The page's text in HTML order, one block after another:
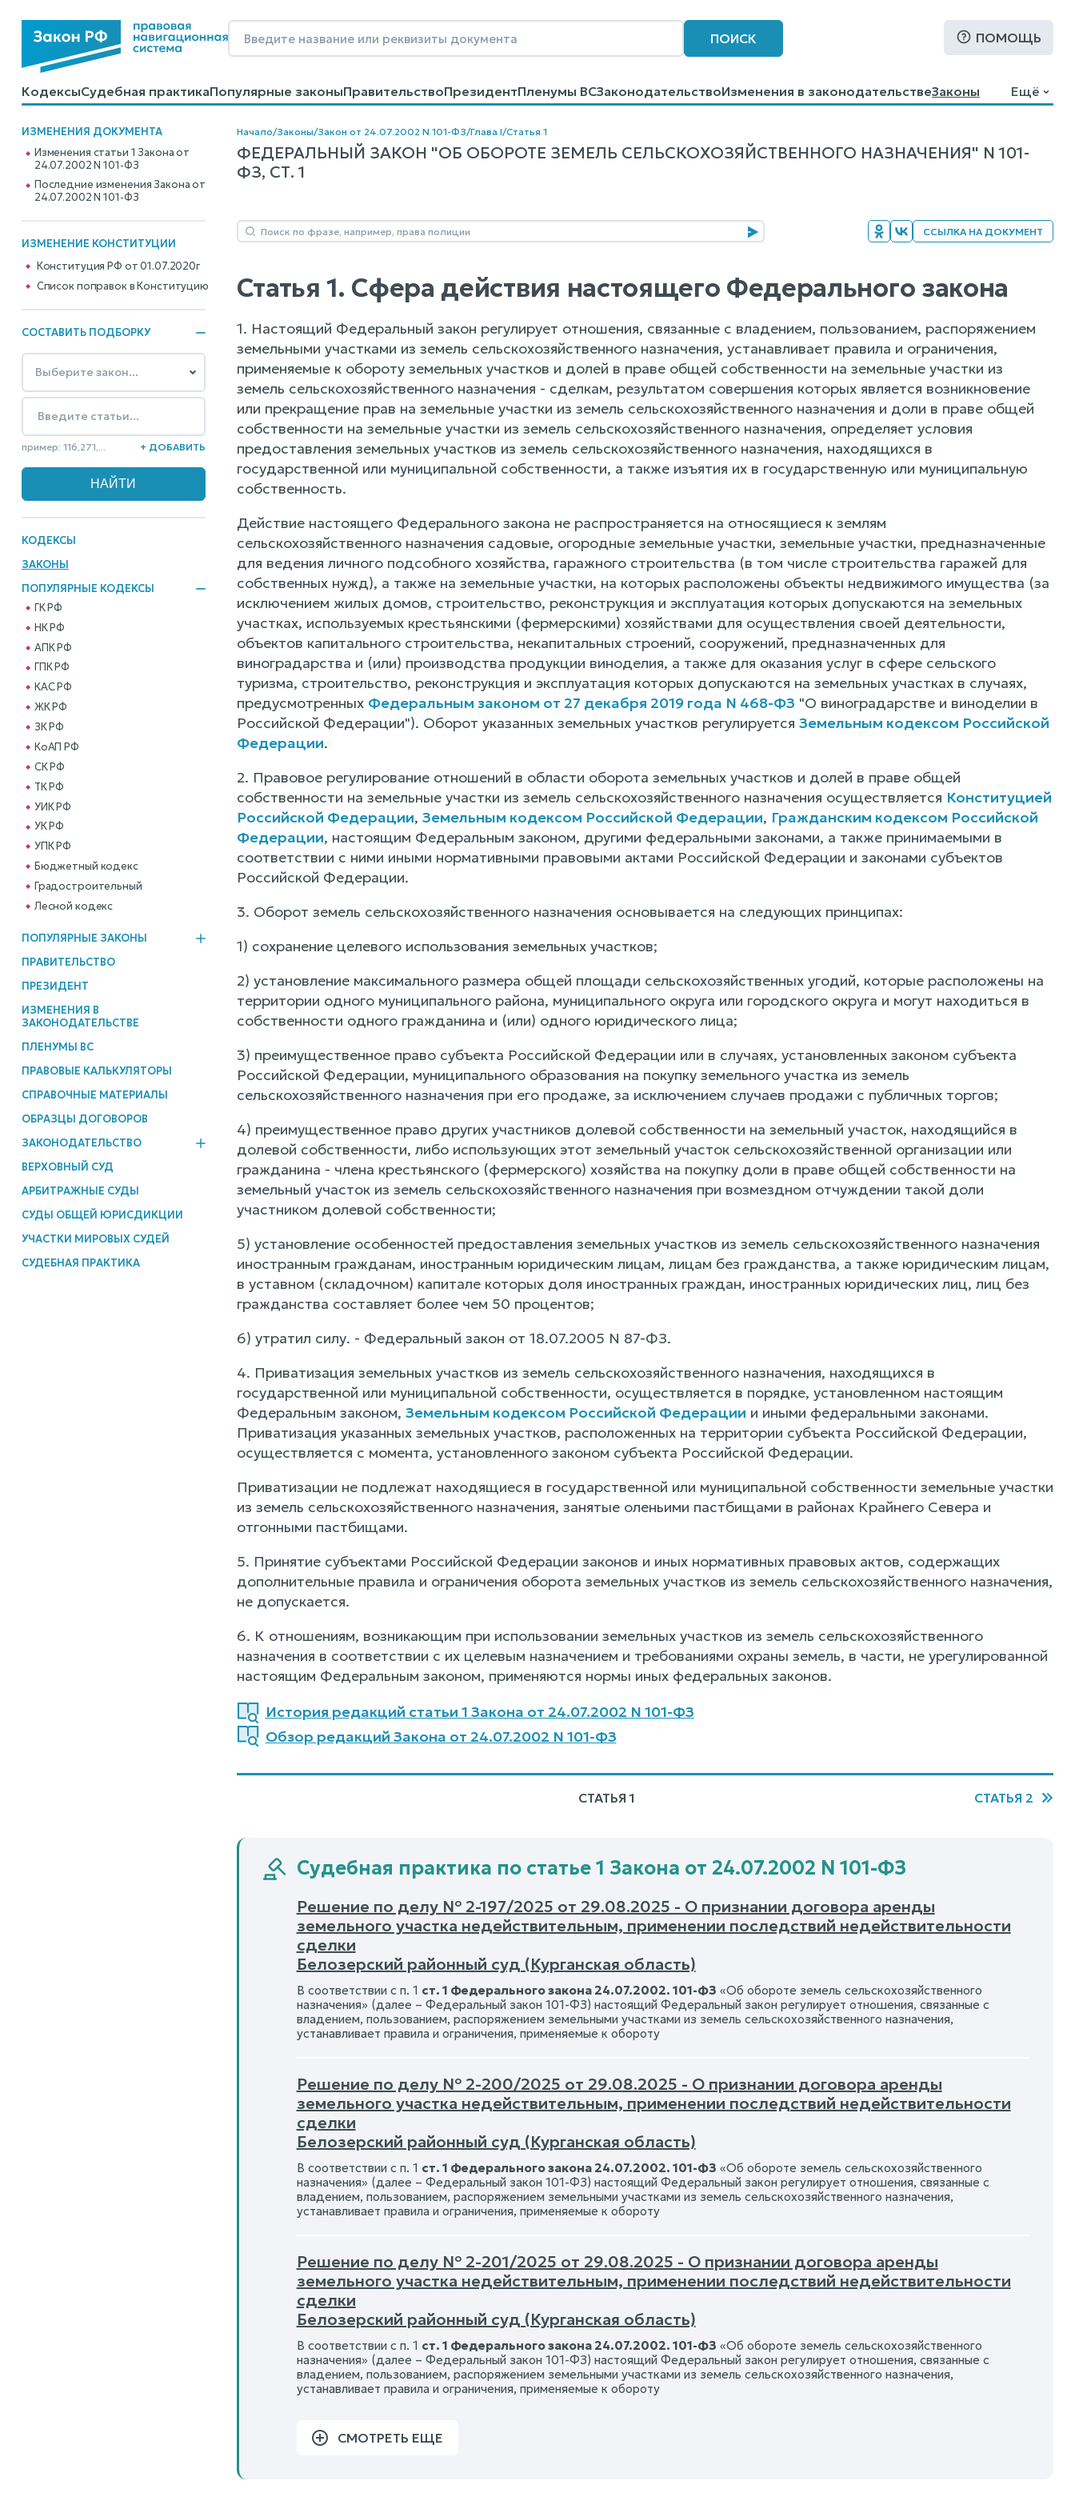
ПОИСК ПОМОЩЬ
КодексыСудебная практикаПопулярные законыПравительствоПрезидентПленумы ВСЗаконодательствоИзменения в законодательствеЗаконы
КалькуляторыСправочные материалыОбразцы договоровКонтактыПомощьПоиск
Ещё
ИЗМЕНЕНИЯ ДОКУМЕНТА
Изменения статьи 1 Закона от
24.07.2002 N 101-ФЗ
Последние изменения Закона от
24.07.2002 N 101-ФЗ
ИЗМЕНЕНИЕ КОНСТИТУЦИИ
Конституция РФ от 01.07.2020г
Cписок поправок в Конституцию
СОСТАВИТЬ ПОДБОРКУ
пример: 116,271,... + ДОБАВИТЬ
КОДЕКСЫ
ЗАКОНЫ
ПОПУЛЯРНЫЕ КОДЕКСЫ
ГК РФ
НК РФ
АПК РФ
ГПК РФ
КАС РФ
ЖК РФ
ЗК РФ
КоАП РФ
СК РФ
ТК РФ
УИК РФ
УК РФ
УПК РФ
Бюджетный кодекс
Градостроительный
Лесной кодекс
ПОПУЛЯРНЫЕ ЗАКОНЫ
ПРАВИТЕЛЬСТВО
ПРЕЗИДЕНТ
ИЗМЕНЕНИЯ В
ЗАКОНОДАТЕЛЬСТВЕ
ПЛЕНУМЫ ВС
ПРАВОВЫЕ КАЛЬКУЛЯТОРЫ
СПРАВОЧНЫЕ МАТЕРИАЛЫ
ОБРАЗЦЫ ДОГОВОРОВ
ЗАКОНОДАТЕЛЬСТВО
ВЕРХОВНЫЙ СУД
АРБИТРАЖНЫЕ СУДЫ
СУДЫ ОБЩЕЙ ЮРИСДИКЦИИ
УЧАСТКИ МИРОВЫХ СУДЕЙ
СУДЕБНАЯ ПРАКТИКА
Начало/Законы/Закон от 24.07.2002 N 101-ФЗ/Глава I/Статья 1
ФЕДЕРАЛЬНЫЙ ЗАКОН "ОБ ОБОРОТЕ ЗЕМЕЛЬ СЕЛЬСКОХОЗЯЙСТВЕННОГО НАЗНАЧЕНИЯ" N 101-
ФЗ, СТ. 1
ССЫЛКА НА ДОКУМЕНТ
Статья 1. Сфера действия настоящего Федерального закона
1. Настоящий Федеральный закон регулирует отношения, связанные с владением, пользованием, распоряжением
земельными участками из земель сельскохозяйственного назначения, устанавливает правила и ограничения,
применяемые к обороту земельных участков и долей в праве общей собственности на земельные участки из
земель сельскохозяйственного назначения - сделкам, результатом совершения которых является возникновение
или прекращение прав на земельные участки из земель сельскохозяйственного назначения и доли в праве общей
собственности на земельные участки из земель сельскохозяйственного назначения, определяет условия
предоставления земельных участков из земель сельскохозяйственного назначения, находящихся в
государственной или муниципальной собственности, а также изъятия их в государственную или муниципальную
собственность.
Действие настоящего Федерального закона не распространяется на относящиеся к землям
сельскохозяйственного назначения садовые, огородные земельные участки, земельные участки, предназначенные
для ведения личного подсобного хозяйства, гаражного строительства (в том числе строительства гаражей для
собственных нужд), а также на земельные участки, на которых расположены объекты недвижимого имущества (за
исключением жилых домов, строительство, реконструкция и эксплуатация которых допускаются на земельных
участках, используемых крестьянскими (фермерскими) хозяйствами для осуществления своей деятельности,
объектов капитального строительства, некапитальных строений, сооружений, предназначенных для
виноградарства и (или) производства продукции виноделия, а также для оказания услуг в сфере сельского
туризма, строительство, реконструкция и эксплуатация которых допускаются на земельных участках в случаях,
предусмотренных Федеральным законом от 27 декабря 2019 года N 468-ФЗ "О виноградарстве и виноделии в
Российской Федерации"). Оборот указанных земельных участков регулируется Земельным кодексом Российской
Федерации.
2. Правовое регулирование отношений в области оборота земельных участков и долей в праве общей
собственности на земельные участки из земель сельскохозяйственного назначения осуществляется Конституцией
Российской Федерации, Земельным кодексом Российской Федерации, Гражданским кодексом Российской
Федерации, настоящим Федеральным законом, другими федеральными законами, а также принимаемыми в
соответствии с ними иными нормативными правовыми актами Российской Федерации и законами субъектов
Российской Федерации.
3. Оборот земель сельскохозяйственного назначения основывается на следующих принципах:
1) сохранение целевого использования земельных участков;
2) установление максимального размера общей площади сельскохозяйственных угодий, которые расположены на
территории одного муниципального района, муниципального округа или городского округа и могут находиться в
собственности одного гражданина и (или) одного юридического лица;
3) преимущественное право субъекта Российской Федерации или в случаях, установленных законом субъекта
Российской Федерации, муниципального образования на покупку земельного участка из земель
сельскохозяйственного назначения при его продаже, за исключением случаев продажи с публичных торгов;
4) преимущественное право других участников долевой собственности на земельный участок, находящийся в
долевой собственности, либо использующих этот земельный участок сельскохозяйственной организации или
гражданина - члена крестьянского (фермерского) хозяйства на покупку доли в праве общей собственности на
земельный участок из земель сельскохозяйственного назначения при возмездном отчуждении такой доли
участником долевой собственности;
5) установление особенностей предоставления земельных участков из земель сельскохозяйственного назначения
иностранным гражданам, иностранным юридическим лицам, лицам без гражданства, а также юридическим лицам,
в уставном (складочном) капитале которых доля иностранных граждан, иностранных юридических лиц, лиц без
гражданства составляет более чем 50 процентов;
6) утратил силу. - Федеральный закон от 18.07.2005 N 87-ФЗ.
4. Приватизация земельных участков из земель сельскохозяйственного назначения, находящихся в
государственной или муниципальной собственности, осуществляется в порядке, установленном настоящим
Федеральным законом, Земельным кодексом Российской Федерации и иными федеральными законами.
Приватизация указанных земельных участков, расположенных на территории субъекта Российской Федерации,
осуществляется с момента, установленного законом субъекта Российской Федерации.
Приватизации не подлежат находящиеся в государственной или муниципальной собственности земельные участки
из земель сельскохозяйственного назначения, занятые оленьими пастбищами в районах Крайнего Севера и
отгонными пастбищами.
5. Принятие субъектами Российской Федерации законов и иных нормативных правовых актов, содержащих
дополнительные правила и ограничения оборота земельных участков из земель сельскохозяйственного назначения,
не допускается.
6. К отношениям, возникающим при использовании земельных участков из земель сельскохозяйственного
назначения в соответствии с их целевым назначением и требованиями охраны земель, в части, не урегулированной
настоящим Федеральным законом, применяются нормы иных федеральных законов.
История редакций статьи 1 Закона от 24.07.2002 N 101-ФЗ
Обзор редакций Закона от 24.07.2002 N 101-ФЗ
СТАТЬЯ 1 СТАТЬЯ 2
Судебная практика по статье 1 Закона от 24.07.2002 N 101-ФЗ
Решение по делу № 2-197/2025 от 29.08.2025 - О признании договора аренды
земельного участка недействительным, применении последствий недействительности
сделки
Белозерский районный суд (Курганская область)
В соответствии с п. 1 ст. 1 Федерального закона 24.07.2002. 101-ФЗ «Об обороте земель сельскохозяйственного
назначения» (далее – Федеральный закон 101-ФЗ) настоящий Федеральный закон регулирует отношения, связанные с
владением, пользованием, распоряжением земельными участками из земель сельскохозяйственного назначения,
устанавливает правила и ограничения, применяемые к обороту
Решение по делу № 2-200/2025 от 29.08.2025 - О признании договора аренды
земельного участка недействительным, применении последствий недействительности
сделки
Белозерский районный суд (Курганская область)
В соответствии с п. 1 ст. 1 Федерального закона 24.07.2002. 101-ФЗ «Об обороте земель сельскохозяйственного
назначения» (далее – Федеральный закон 101-ФЗ) настоящий Федеральный закон регулирует отношения, связанные с
владением, пользованием, распоряжением земельными участками из земель сельскохозяйственного назначения,
устанавливает правила и ограничения, применяемые к обороту
Решение по делу № 2-201/2025 от 29.08.2025 - О признании договора аренды
земельного участка недействительным, применении последствий недействительности
сделки
Белозерский районный суд (Курганская область)
В соответствии с п. 1 ст. 1 Федерального закона 24.07.2002. 101-ФЗ «Об обороте земель сельскохозяйственного
назначения» (далее – Федеральный закон 101-ФЗ) настоящий Федеральный закон регулирует отношения, связанные с
владением, пользованием, распоряжением земельными участками из земель сельскохозяйственного назначения,
устанавливает правила и ограничения, применяемые к обороту
СМОТРЕТЬ ЕЩЕ